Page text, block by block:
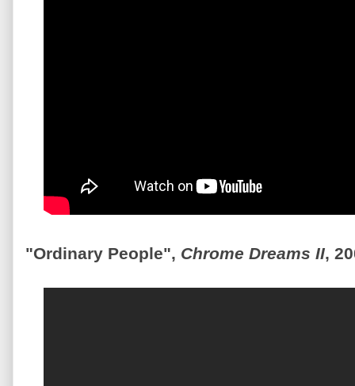
"Ordinary People", Chrome Dreams II,